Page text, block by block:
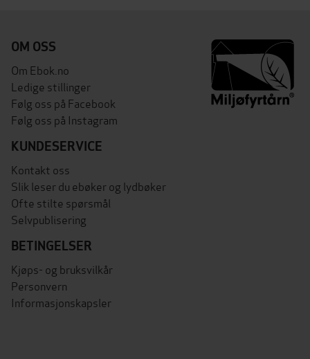
OM OSS
Om Ebok.no
Ledige stillinger
Følg oss på Facebook
Følg oss på Instagram
KUNDESERVICE
Kontakt oss
Slik leser du ebøker og lydbøker
Ofte stilte spørsmål
Selvpublisering
BETINGELSER
Kjøps- og bruksvilkår
Personvern
Informasjonskapsler